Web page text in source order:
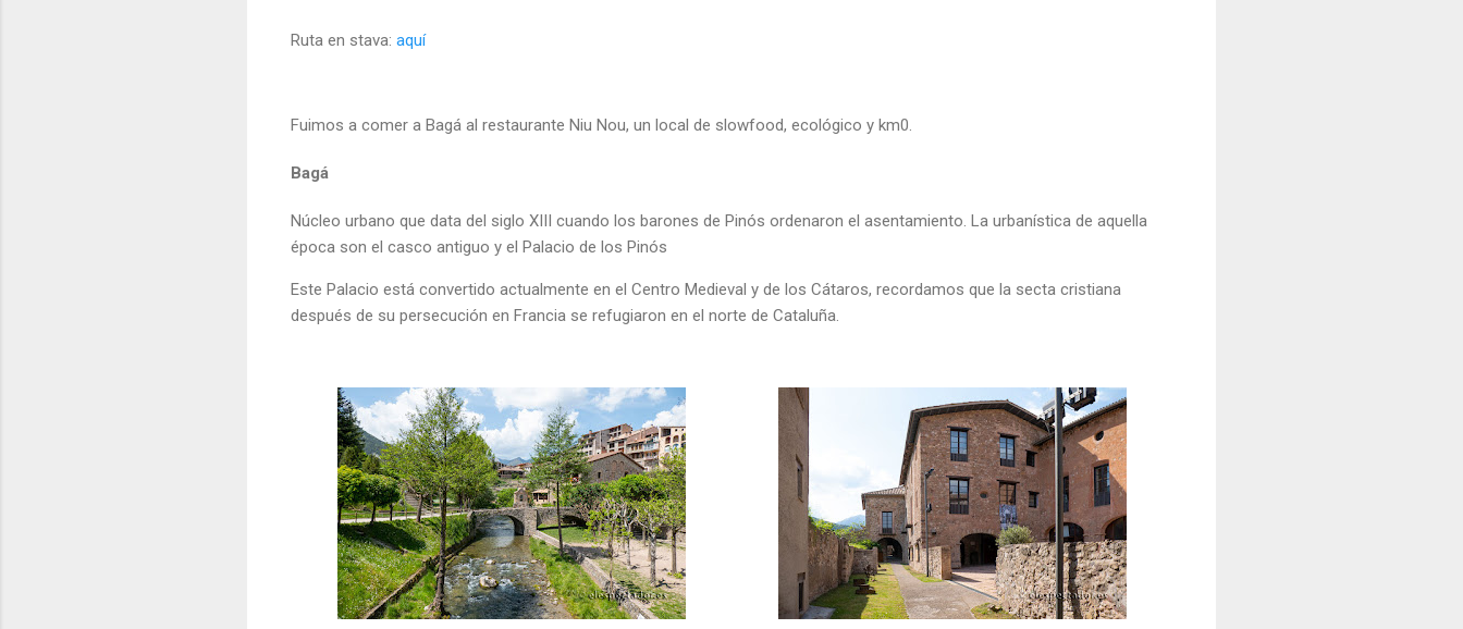
Ruta en stava: aquí
Fuimos a comer a Bagá al restaurante Niu Nou, un local de slowfood, ecológico y km0.
Bagá
Núcleo urbano que data del siglo XIII cuando los barones de Pinós ordenaron el asentamiento. La urbanística de aquella
época son el casco antiguo y el Palacio de los Pinós
Este Palacio está convertido actualmente en el Centro Medieval y de los Cátaros, recordamos que la secta cristiana
después de su persecución en Francia se refugiaron en el norte de Cataluña.